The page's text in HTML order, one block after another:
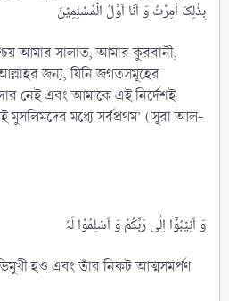
আমার সালাত, আমার কুরবানী,
জন্য, যিনি জগতসমূহের
নেই এবং আমাকে এই নির্দেশই
মুসলিমদের মধ্যে সর্বপ্রথম’ (সূরা আল-
হও এবং তাঁর নিকট আত্মসমর্পণ